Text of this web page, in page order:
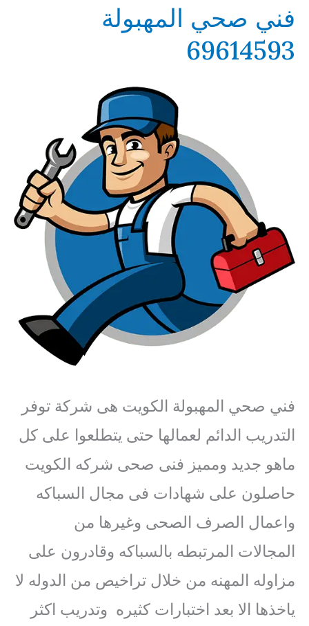
69614593
فني صحي المهبولة
69614593
فني صحي المهبولة الكويت هى شركة توفر
التدريب الدائم لعمالها حتى يتطلعوا على كل
ماهو جديد ومميز فنى صحى شركه الكويت
حاصلون على شهادات فى مجال السباكه
واعمال الصرف الصحى وغيرها من
المجالات المرتبطه بالسباكه وقادرون على
مزاوله المهنه من خلال تراخيص من الدوله لا
ياخذها الا بعد اختبارات كثيره وتدريب اكثر